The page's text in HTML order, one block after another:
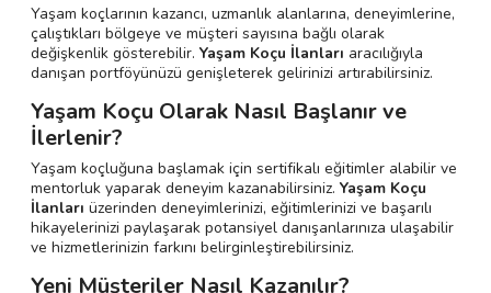
Yaşam koçlarının kazancı, uzmanlık alanlarına, deneyimlerine,
çalıştıkları bölgeye ve müşteri sayısına bağlı olarak
değişkenlik gösterebilir. Yaşam Koçu İlanları aracılığıyla
danışan portföyünüzü genişleterek gelirinizi artırabilirsiniz.
Yaşam Koçu Olarak Nasıl Başlanır ve
İlerlenir?
Yaşam koçluğuna başlamak için sertifikalı eğitimler alabilir ve
mentorluk yaparak deneyim kazanabilirsiniz. Yaşam Koçu
İlanları üzerinden deneyimlerinizi, eğitimlerinizi ve başarılı
hikayelerinizi paylaşarak potansiyel danışanlarınıza ulaşabilir
ve hizmetlerinizin farkını belirginleştirebilirsiniz.
Yeni Müşteriler Nasıl Kazanılır?